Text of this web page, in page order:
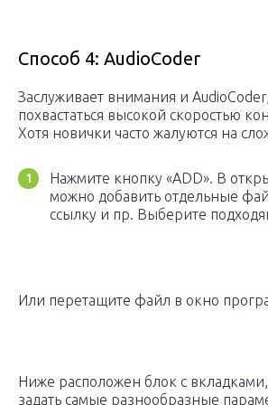
Способ 4: AudioCoder
Заслуживает внимания и
похвастаться высокой скоростью
Хотя новички часто жалуются на
Нажмите кнопку «ADD». В
можно добавить отдельные
ссылку и пр. Выберите
Или перетащите файл в окно
Ниже расположен блок с
задать самые разнообразные